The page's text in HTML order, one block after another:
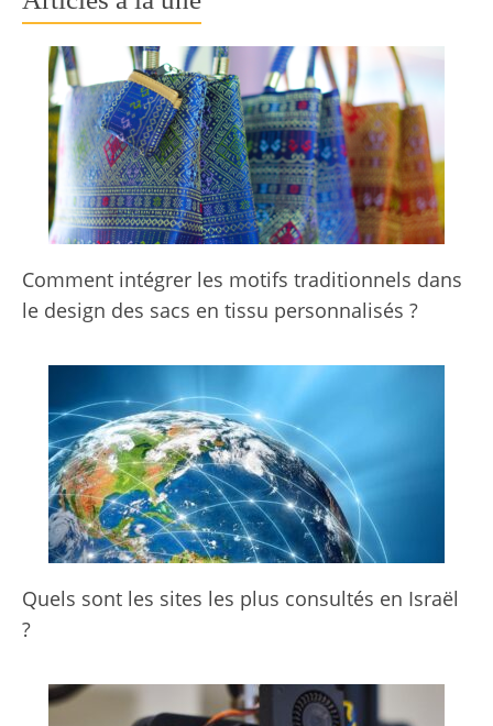
Comment intégrer les motifs traditionnels dans
le design des sacs en tissu personnalisés ?
Quels sont les sites les plus consultés en Israël
?